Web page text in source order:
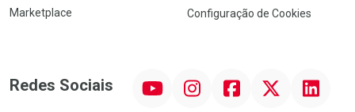
Marketplace
Configuração de Cookies
Redes Sociais InstagramFacebook Linkedin